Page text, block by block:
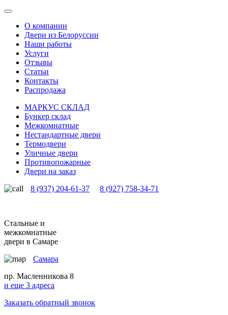
О компании
Двери из Белоруссии
Наши работы
Услуги
Отзывы
Статьи
Контакты
Распродажа
МАРКУС СКЛАД
Бункер склад
Межкомнатные
Нестандартные двери
Термодвери
Уличные двери
Противопожарные
Двери на заказ
8 (937) 204-61-37
8 (927) 758-34-71
Стальные и
межкомнатные
двери в Самаре
Самара
пр. Масленникова 8
и еще 3 адреса
Заказать обратный звонок